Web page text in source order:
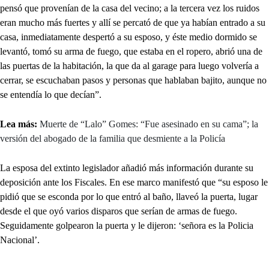
pensó que provenían de la casa del vecino; a la tercera vez los ruidos
eran mucho más fuertes y allí se percató de que ya habían entrado a su
casa, inmediatamente despertó a su esposo, y éste medio dormido se
levantó, tomó su arma de fuego, que estaba en el ropero, abrió una de
las puertas de la habitación, la que da al garage para luego volvería a
cerrar, se escuchaban pasos y personas que hablaban bajito, aunque no
se entendía lo que decían”.
Lea más: Muerte de “Lalo” Gomes: “Fue asesinado en su cama”; la
versión del abogado de la familia que desmiente a la Policía
La esposa del extinto legislador añadió más información durante su
deposición ante los Fiscales. En ese marco manifestó que “su esposo le
pidió que se esconda por lo que entró al baño, llaveó la puerta, lugar
desde el que oyó varios disparos que serían de armas de fuego.
Seguidamente golpearon la puerta y le dijeron: ‘señora es la Policia
Nacional’.